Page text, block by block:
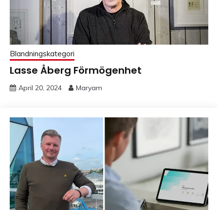
Blandningskategori
Lasse Åberg Förmögenhet
April 20, 2024 Maryam